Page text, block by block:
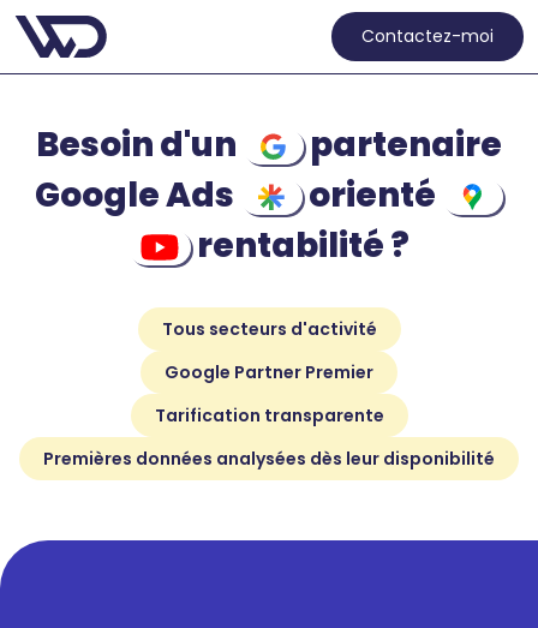
Contactez-moi
Besoin d'un
partenaire
Google Ads
orienté
rentabilité ?
Tous secteurs d'activité
Google Partner Premier
Tarification transparente
Premières données analysées dès leur disponibilité